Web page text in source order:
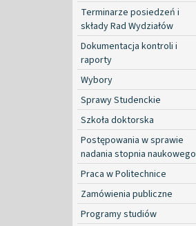
Terminarze posiedzeń i
składy Rad Wydziałów
Dokumentacja kontroli i
raporty
Wybory
Sprawy Studenckie
Szkoła doktorska
Postępowania w sprawie
nadania stopnia naukowego
Praca w Politechnice
Zamówienia publiczne
Programy studiów